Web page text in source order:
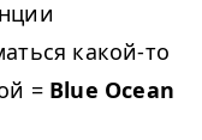
какой-то
= Blue Ocean